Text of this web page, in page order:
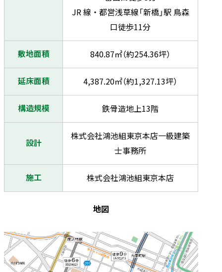
JR 線・都営浅草線「新橋」駅 鳥森
口徒歩11分
敷地面積 840.87㎡（約254.36坪）
延床面積 4,387.20㎡（約1,327.13坪）
構造規模 鉄骨造地上13階
設計
株式会社鴻池組東京本店一級建築
士事務所
施工 株式会社鴻池組東京本店
地図